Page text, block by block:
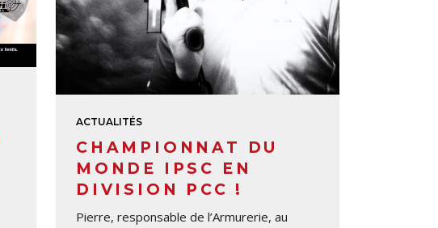
ACTUALITÉS
CHAMPIONNAT DU
MONDE IPSC EN
DIVISION PCC !
Pierre, responsable de l’Armurerie, au